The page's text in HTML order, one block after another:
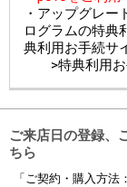
・アップグレー
ログラムの特典
典利用お手続サ
>特典利用お
ご来店日の登録、
ちら
「ご契約・購入方